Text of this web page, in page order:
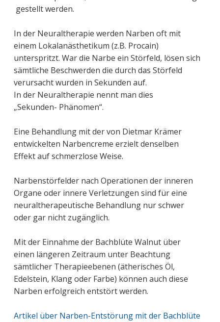
gestellt werden.
In der Neuraltherapie werden Narben oft mit
einem Lokalanästhetikum (z.B. Procain)
unterspritzt. War die Narbe ein Störfeld, lösen sich
sämtliche Beschwerden die durch das Störfeld
verursacht wurden in Sekunden auf.
In der Neuraltherapie nennt man dies
„Sekunden- Phänomen“.
Eine Behandlung mit der von Dietmar Krämer
entwickelten Narbencreme erzielt denselben
Effekt auf schmerzlose Weise.
Narbenstörfelder nach Operationen der inneren
Organe oder innere Verletzungen sind für eine
neuraltherapeutische Behandlung nur schwer
oder gar nicht zugänglich.
Mit der Einnahme der Bachblüte Walnut über
einen längeren Zeitraum unter Beachtung
sämtlicher Therapieebenen (ätherisches Öl,
Edelstein, Klang oder Farbe) können auch diese
Narben erfolgreich entstört werden.
Artikel über Narben-Entstörung mit der Bachblüte